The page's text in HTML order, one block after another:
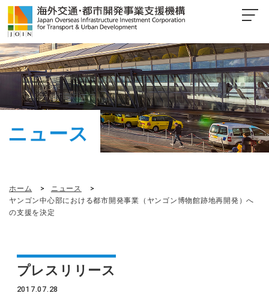
ニュース
ホーム
ニュース
ヤンゴン中心部における都市開発事業（ヤンゴン博物館跡地再開発）へ
の支援を決定
プレスリリース
2017.07.28